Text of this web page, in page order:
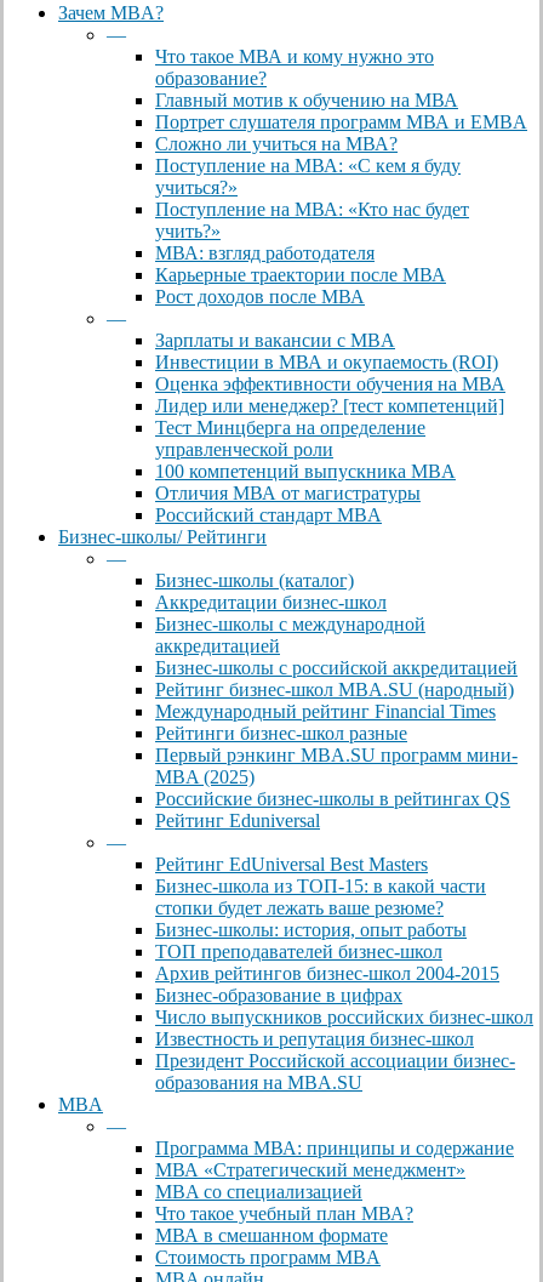
Close
Зачем MBA?
—
Что такое МВА и кому нужно это
образование?
Главный мотив к обучению на МВА
Портрет слушателя программ МВА и EMBA
Сложно ли учиться на МВА?
Поступление на МВА: «С кем я буду
учиться?»
Поступление на МВА: «Кто нас будет
учить?»
МВА: взгляд работодателя
Карьерные траектории после МВА
Рост доходов после МВА
—
Зарплаты и вакансии с MBA
Инвестиции в МВА и окупаемость (ROI)
Оценка эффективности обучения на МВА
Лидер или менеджер? [тест компетенций]
Тест Минцберга на определение
управленческой роли
100 компетенций выпускника MBA
Отличия МВА от магистратуры
Российский стандарт MBA
Бизнес-школы/ Рейтинги
—
Бизнес-школы (каталог)
Аккредитации бизнес-школ
Бизнес-школы с международной
аккредитацией
Бизнес-школы с российской аккредитацией
Рейтинг бизнес-школ MBA.SU (народный)
Международный рейтинг Financial Times
Рейтинги бизнес-школ разные
Первый рэнкинг MBA.SU программ мини-
MBA (2025)
Российские бизнес-школы в рейтингах QS
Рейтинг Eduniversal
—
Рейтинг EdUniversal Best Masters
Бизнес-школа из ТОП-15: в какой части
стопки будет лежать ваше резюме?
Бизнес-школы: история, опыт работы
ТОП преподавателей бизнес-школ
Архив рейтингов бизнес-школ 2004-2015
Бизнес-образование в цифрах
Число выпускников российских бизнес-школ
Известность и репутация бизнес-школ
Президент Российской ассоциации бизнес-
образования на MBA.SU
MBA
—
Программа МВА: принципы и содержание
МВА «Cтратегический менеджмент»
MBA со специализацией
Что такое учебный план МВА?
МВА в смешанном формате
Стоимость программ MBA